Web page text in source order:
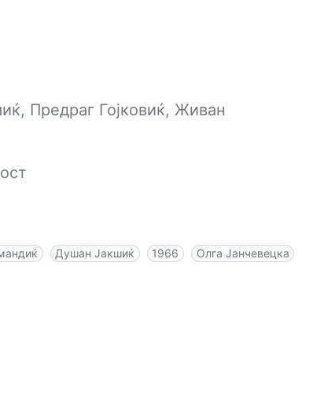
Предраг Гојковиќ, Живан
Душан Јакшиќ 1966
Олга Јанчевецка